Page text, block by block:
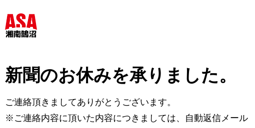
新聞のお休みを承りました。
ご連絡頂きましてありがとうございます。
※ご連絡内容に頂いた内容につきましては、自動返信メール